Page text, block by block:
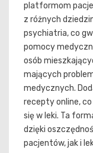
platformom
z różnych
psychiatria, co
pomocy
osób
mających
medycznych.
recepty online,
się w leki. Ta
dzięki
pacjentów, jak i